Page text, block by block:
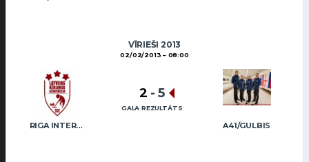
VĪRIEŠI 2013
02/02/2013 08:00
RIGA INTERNATIONAL CURLING CLUB / GRAY A41/GULBIS
2 - 5
GALA REZULTĀTS